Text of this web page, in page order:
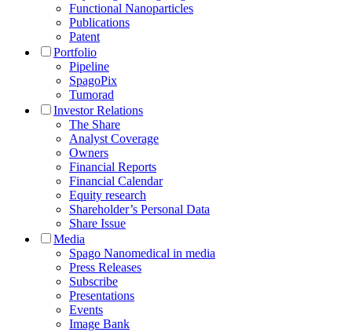
Functional Nanoparticles
Publications
Patent
Portfolio
Pipeline
SpagoPix
Tumorad
Investor Relations
The Share
Analyst Coverage
Owners
Financial Reports
Financial Calendar
Equity research
Shareholder’s Personal Data
Share Issue
Media
Spago Nanomedical in media
Press Releases
Subscribe
Presentations
Events
Image Bank